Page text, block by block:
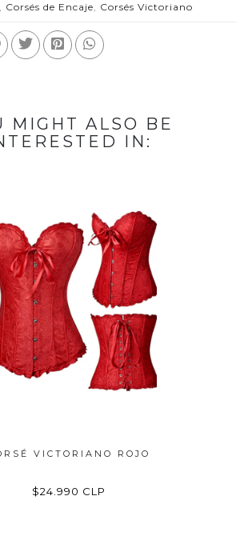
, Corsés de Encaje, Corsés Victoriano
MIGHT ALSO BE
IN:
VICTORIANO ROJO
$24.990 CLP